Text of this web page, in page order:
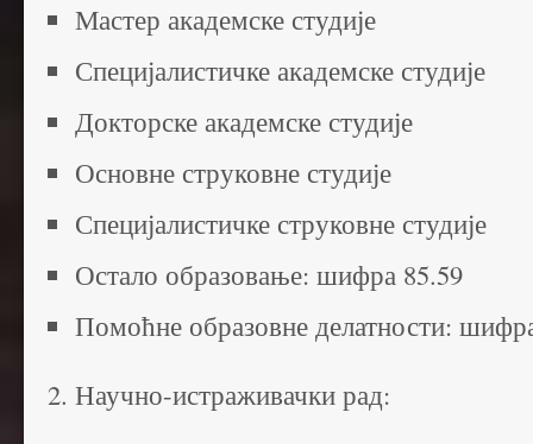
Мастер академске студије
Специјалистичке академске студије
Докторске академске студије
Основне струковне студије
Специјалистичке струковне студије
Остало образовање: шифра 85.59
Помоћне образовне делатности:
2. Научно-истраживачки рад: